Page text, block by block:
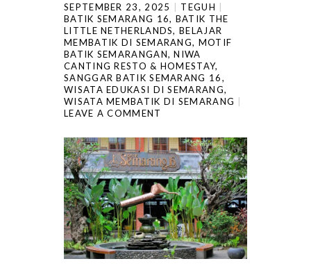
SEPTEMBER 23, 2025
TEGUH
BATIK SEMARANG 16, BATIK THE
LITTLE NETHERLANDS,BELAJAR
MEMBATIK DI SEMARANG, MOTIF
BATIK SEMARANGAN,NIWA
CANTING RESTO & HOMESTAY,
SANGGAR BATIK SEMARANG 16,
WISATA EDUKASI DI SEMARANG,
WISATA MEMBATIK DI SEMARANG
LEAVE A COMMENT